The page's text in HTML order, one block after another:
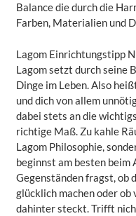
Balance die durch die
Farben, Materialien und
Lagom Einrichtungstipp
Lagom setzt durch seine
Dinge im Leben. Also
und dich von allem
dabei stets an die
richtige Maß. Zu kahle
Lagom Philosophie,
beginnst am besten beim
Gegenständen fragst, ob
glücklich machen oder
dahinter steckt. Trifft